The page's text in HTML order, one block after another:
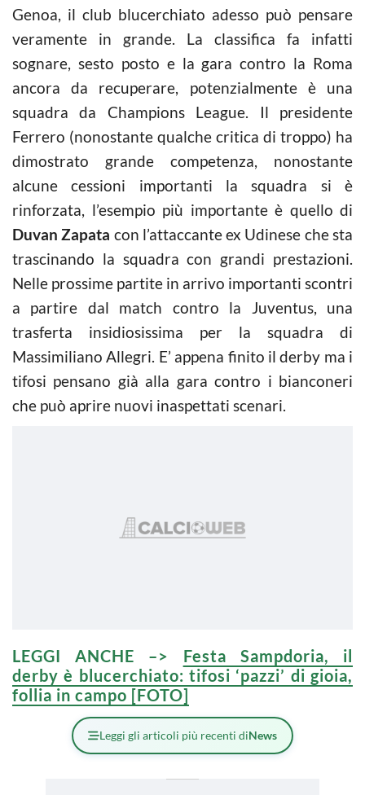
Genoa, il club blucerchiato adesso può pensare
veramente in grande. La classifica fa infatti
sognare, sesto posto e la gara contro la Roma
ancora da recuperare, potenzialmente è una
squadra da Champions League. Il presidente
Ferrero (nonostante qualche critica di troppo) ha
dimostrato grande competenza, nonostante
alcune cessioni importanti la squadra si è
rinforzata, l’esempio più importante è quello di
Duvan Zapata con l’attaccante ex Udinese che sta
trascinando la squadra con grandi prestazioni.
Nelle prossime partite in arrivo importanti scontri
a partire dal match contro la Juventus, una
trasferta insidiosissima per la squadra di
Massimiliano Allegri. E’ appena finito il derby ma i
tifosi pensano già alla gara contro i bianconeri
che può aprire nuovi inaspettati scenari.
LEGGI ANCHE –> Festa Sampdoria, il
derby è blucerchiato: tifosi ‘pazzi’ di gioia,
follia in campo [FOTO]
Leggi gli articoli più recenti diNews